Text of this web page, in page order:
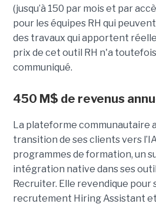
(jusqu’à 150 par mois et par
pour les équipes RH qui
des travaux qui apportent
prix de cet outil RH n'a
communiqué.
450 M$ de revenus
La plateforme communautaire
transition de ses clients vers
programmes de formation, un
intégration native dans ses
Recruiter. Elle revendique pour
recrutement Hiring Assistant